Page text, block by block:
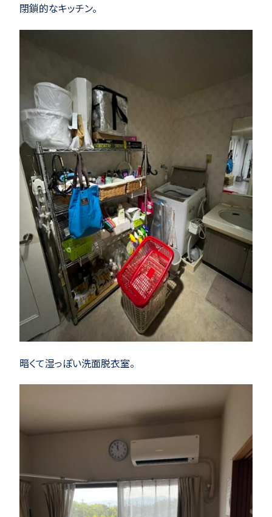
閉鎖的なキッチン。
暗くて湿っぽい洗面脱衣室。